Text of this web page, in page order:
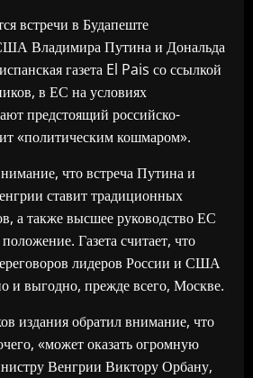
встречи в Будапеште
Владимира Путина и Дональда
газета El Pais со ссылкой
в ЕС на условиях
предстоящий российско-
«политическим кошмаром».
что встреча Путина и
ставит традиционных
а также высшее руководство ЕС
Газета считает, что
лидеров России и США
и выгодно, прежде всего, Москве.
издания обратил внимание, что
«может оказать огромную
Венгрии Виктору Орбану,